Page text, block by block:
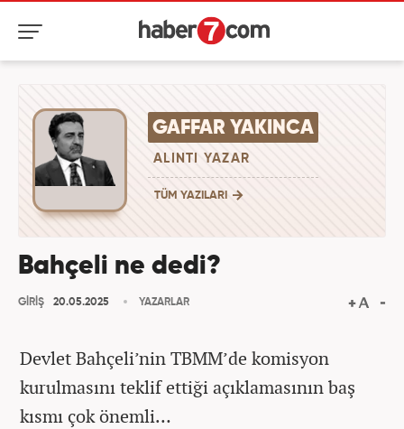
GAFFAR YAKINCA
ALINTI YAZAR
TÜM YAZILARI
Bahçeli ne dedi?
GİRİŞ 20.05.2025 YAZARLAR
Devlet Bahçeli’nin TBMM’de komisyon
kurulmasını teklif ettiği açıklamasının baş
kısmı çok önemli…